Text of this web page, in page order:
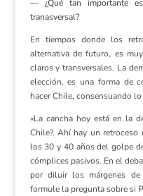
— ¿Qué tan importante
tranasversal?
En tiempos donde los
alternativa de futuro, es
claros y transversales. La
elección, es una forma de
hacer Chile, consensuando
«La cancha hoy está en la
Chile?. Ahí hay un retroceso
los 30 y 40 años del golpe
cómplices pasivos. En el
por diluir los márgenes
formule la pregunta sobre si